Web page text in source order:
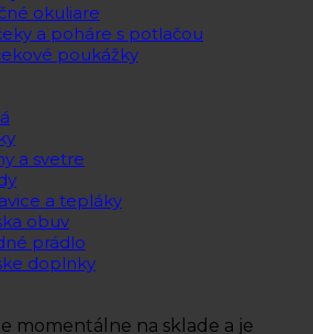
okuliare
a poháre s potlačou
poukážky
a svetre
a tepláky
obuv
prádlo
doplnky
momentálne na sklade a je